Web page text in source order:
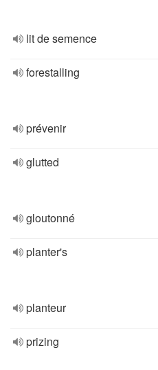
lit de semence
forestalling
prévenir
glutted
gloutonné
planter's
planteur
prizing